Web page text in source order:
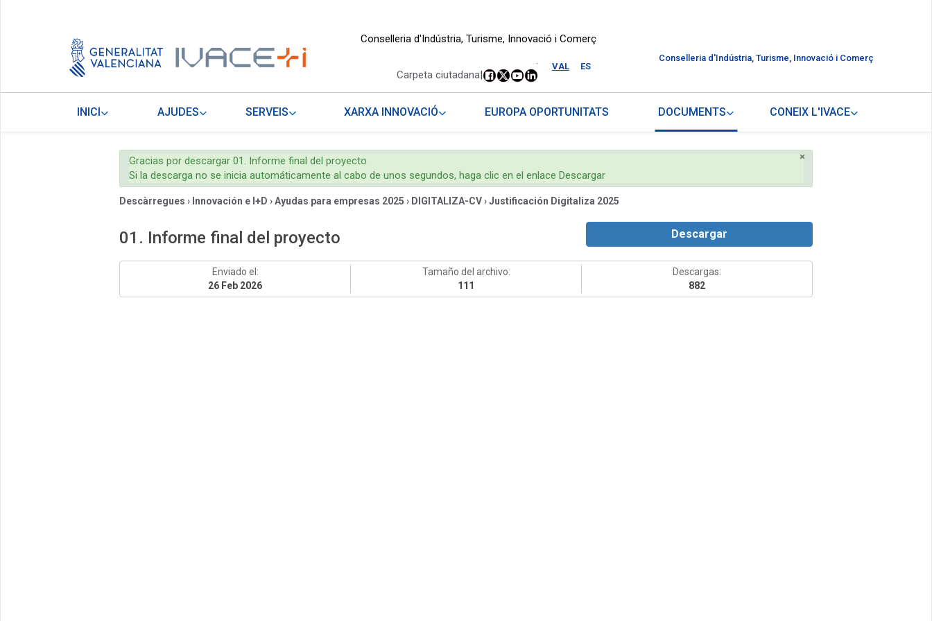
Conselleria d'Indústria, Turisme, Innovació i Comerç
VAL ES
.
Carpeta ciutadana|
Conselleria d'Indústria, Turisme, Innovació i Comerç
INICI AJUDES SERVEIS XARXA INNOVACIÓ EUROPA OPORTUNITATS DOCUMENTS CONEIX L'IVACE
×
Gracias por descargar 01. Informe final del proyecto
Si la descarga no se inicia automáticamente al cabo de unos segundos, haga clic en el enlace Descargar
Descàrregues › Innovación e I+D ›Ayudas para empresas 2025 › DIGITALIZA-CV›Justificación Digitaliza 2025
01. Informe final del proyecto Descargar
Enviado el:
26 Feb 2026
Tamaño del archivo:
111
Descargas:
882